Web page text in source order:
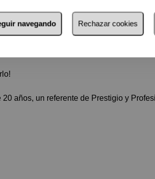
y en zona dormitorios en la parte
y confort.
lugares más emblemáticos de la ciudad.
años, un referente de Prestigio y
navegando Rechazar cookies